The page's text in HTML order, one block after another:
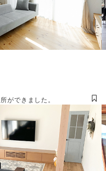
ができました。